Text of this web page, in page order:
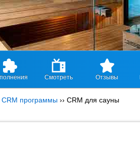
Смотреть Отзывы
CRM программы ›› CRM для сауны